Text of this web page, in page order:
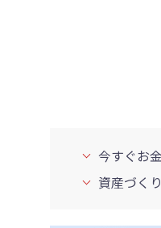
今すぐお
資産づく